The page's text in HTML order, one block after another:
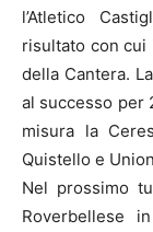
l’Atletico
risultato con cui
della Cantera.
al successo per
misura la
Quistello e
Nel prossimo
Roverbellese